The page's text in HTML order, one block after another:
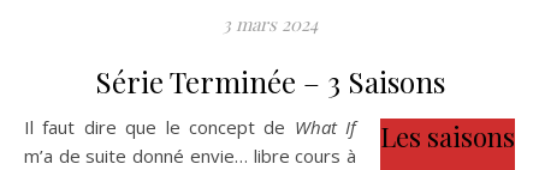
3 mars 2024
Série Terminée – 3 Saisons
Les saisons
Il faut dire que le concept de What If
m’a de suite donné envie… libre cours à